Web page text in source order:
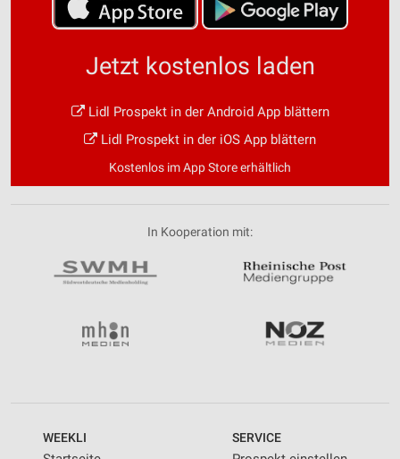
Jetzt kostenlos laden
Lidl Prospekt in der Android App blättern
Lidl Prospekt in der iOS App blättern
Kostenlos im App Store erhältlich
In Kooperation mit:
WEEKLI SERVICE